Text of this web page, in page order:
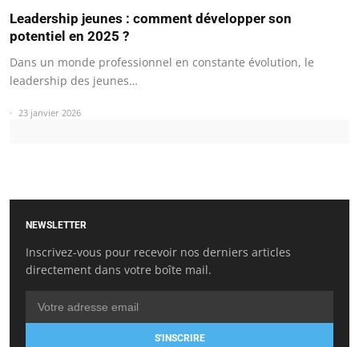
Leadership jeunes : comment développer son
potentiel en 2025 ?
Dans un monde professionnel en constante évolution, le
leadership des jeunes…
23 janvier 2026
NEWSLETTER
Inscrivez-vous pour recevoir nos derniers articles
directement dans votre boîte mail.
S'INSCRIRE